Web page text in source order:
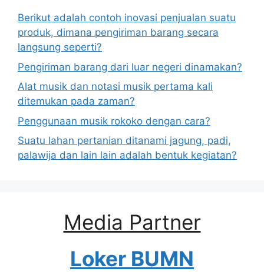
Berikut adalah contoh inovasi penjualan suatu
produk, dimana pengiriman barang secara
langsung seperti?
Pengiriman barang dari luar negeri dinamakan?
Alat musik dan notasi musik pertama kali
ditemukan pada zaman?
Penggunaan musik rokoko dengan cara?
Suatu lahan pertanian ditanami jagung, padi,
palawija dan lain lain adalah bentuk kegiatan?
Media Partner
Loker BUMN